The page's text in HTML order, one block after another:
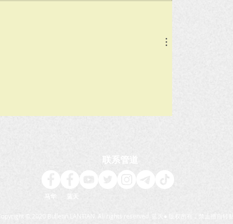
联系管道
Copyright © 2020 Bulletin LANTIAN. All rights reserved. 蓝天● 版权所有，禁止擅自转